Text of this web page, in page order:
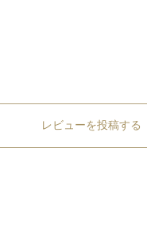
レビューを投稿する